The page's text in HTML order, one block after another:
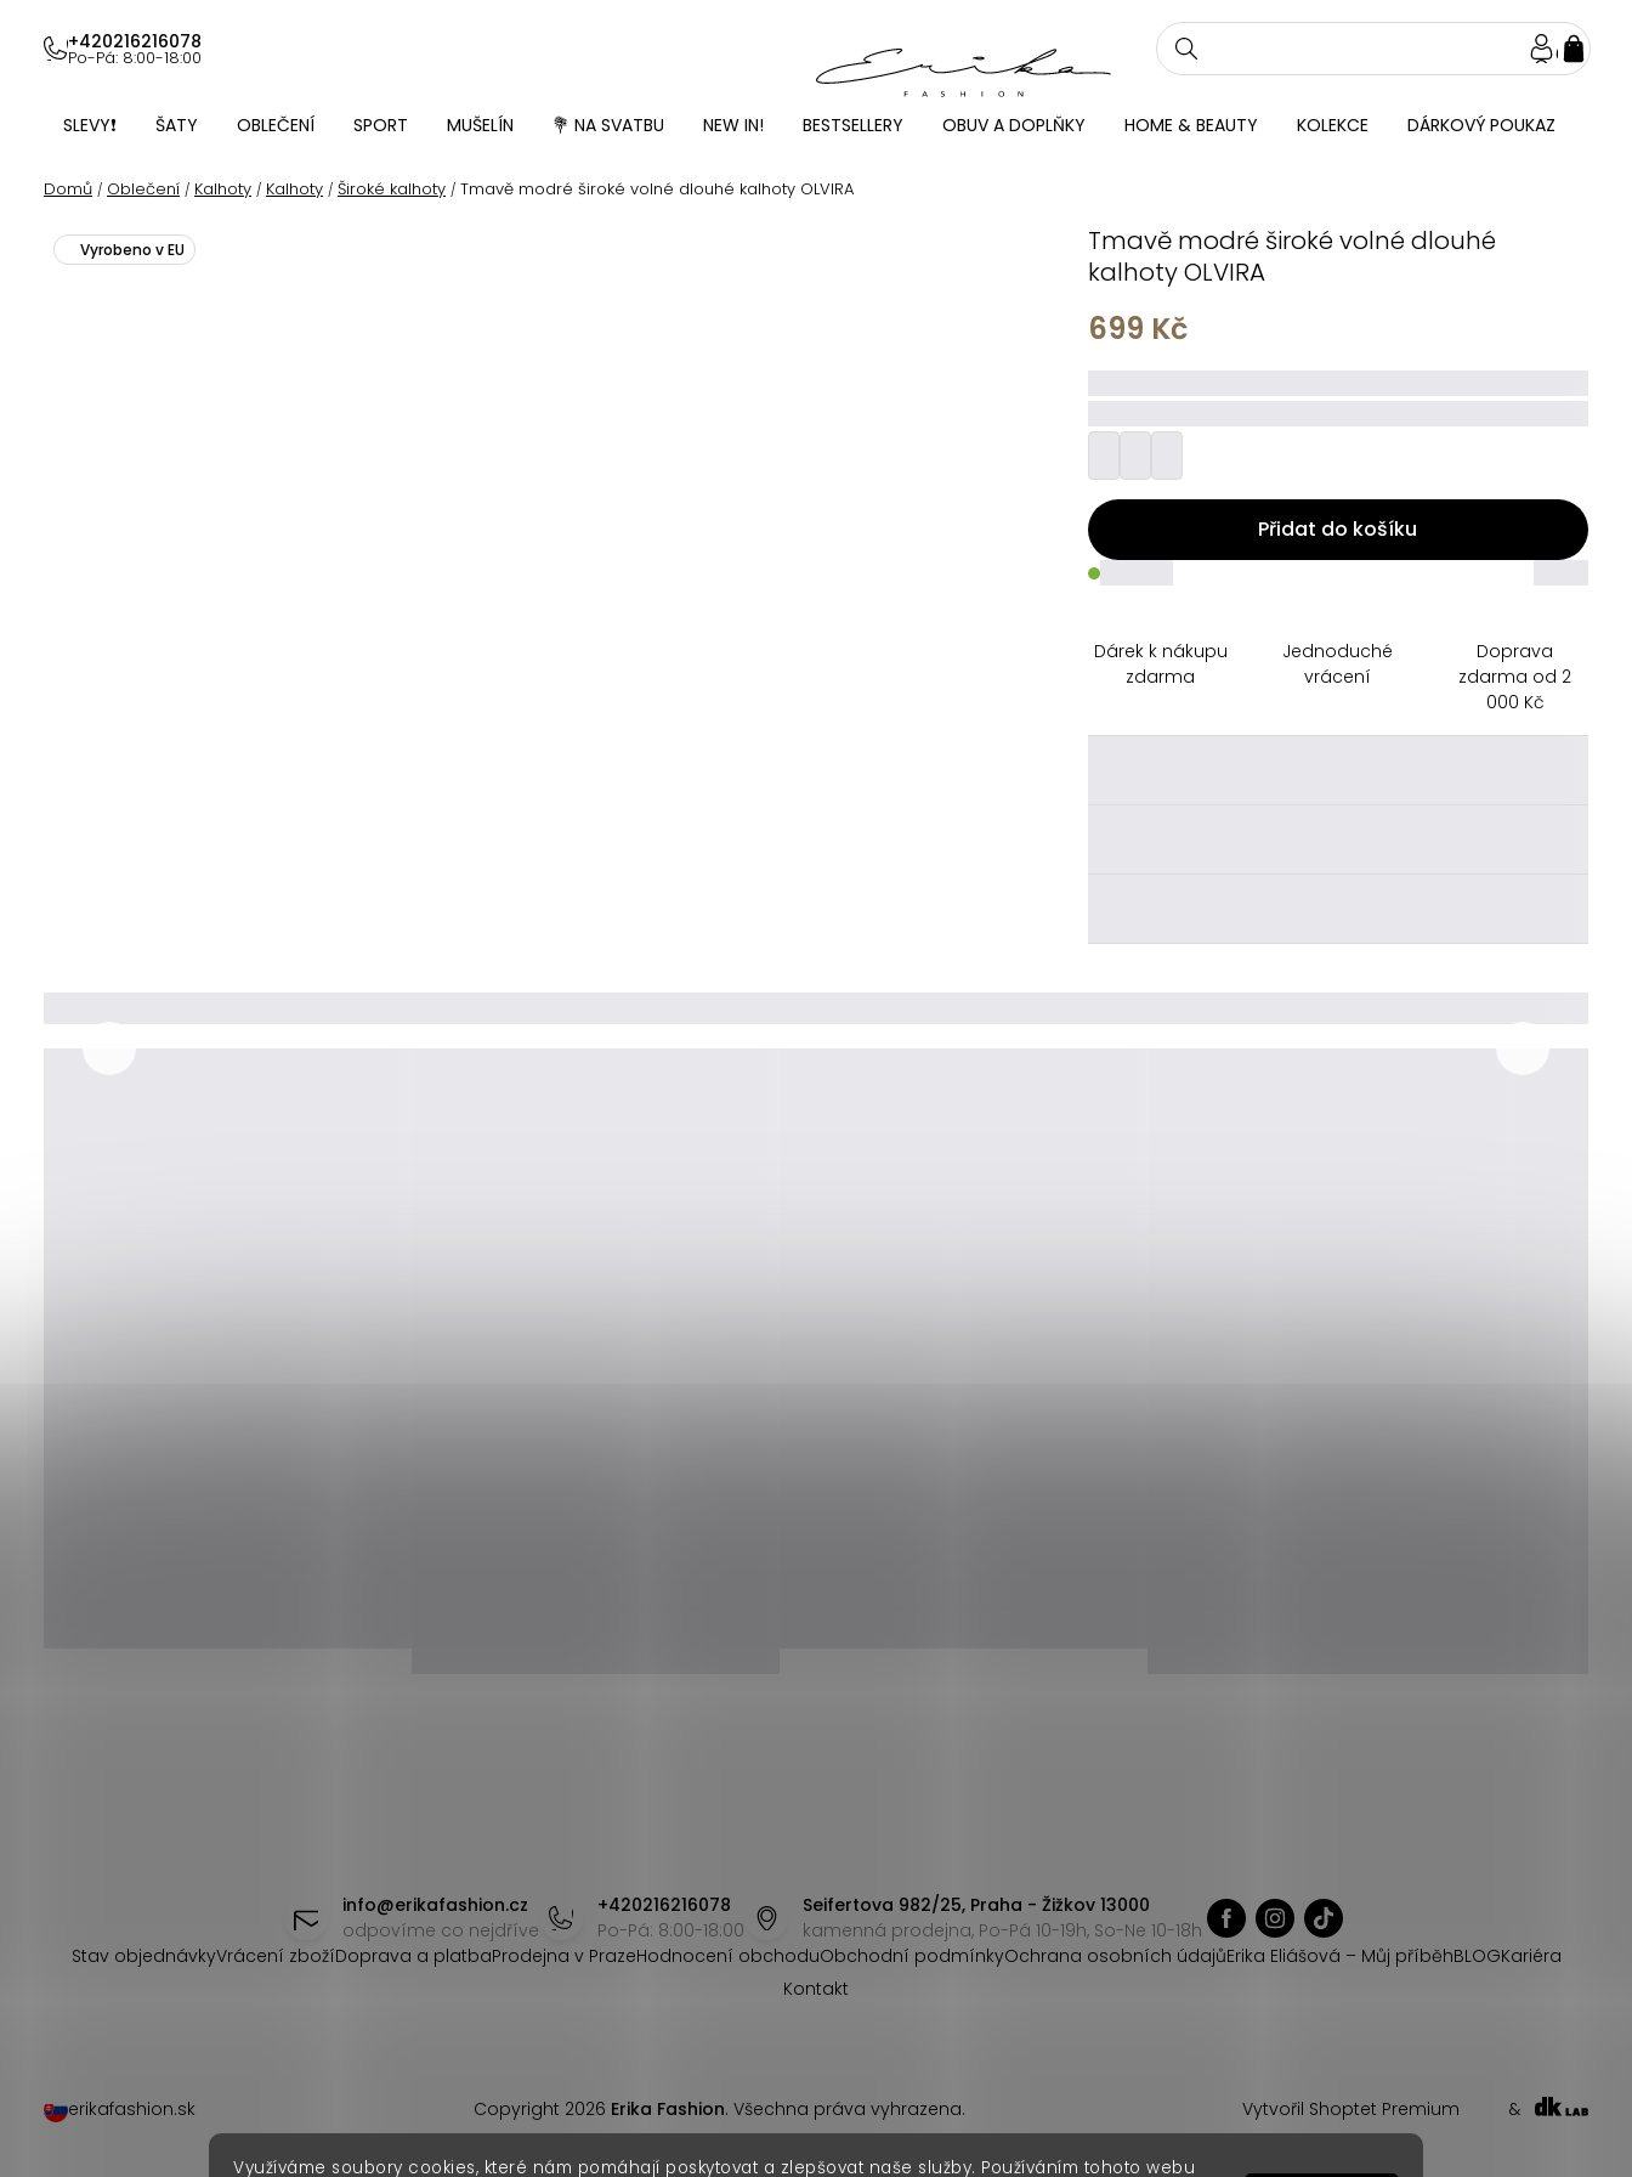
Využíváme soubory cookies, které nám pomáhají poskytovat a zlepšovat naše služby. Používáním tohoto webu
obsah
+420216216078
Po-Pá: 8:00-18:00
SLEVY❗ ŠATY OBLEČENÍ SPORT MUŠELÍN 💐 NA SVATBU NEW IN! BESTSELLERY OBUV A DOPLŇKY HOME & BEAUTY KOLEKCE DÁRKOVÝ POUKAZ
Domů / Oblečení / Kalhoty / Kalhoty / Široké kalhoty / Tmavě modré široké volné dlouhé kalhoty OLVIRA
Tmavě modré široké volné dlouhé
kalhoty OLVIRA
Vyrobeno v EU
699 Kč
Přidat do košíku
_____
Dárek k nákupu
zdarma
Jednoduché
vrácení
Doprava
zdarma od 2
000 Kč
info@erikafashion.cz
odpovíme co nejdříve
+420216216078
Po-Pá: 8:00-18:00
Seifertova 982/25, Praha - Žižkov 13000
kamenná prodejna, Po-Pá 10-19h, So-Ne 10-18h
Stav objednávkyVrácení zbožíDoprava a platbaProdejna v PrazeHodnocení obchoduObchodní podmínkyOchrana osobních údajůErika Eliášová – Můj příběhBLOGKariéra
Kontakt
Vytvořil Shoptet Premium &
Copyright 2026 Erika Fashion. Všechna práva vyhrazena.
erikafashion.sk